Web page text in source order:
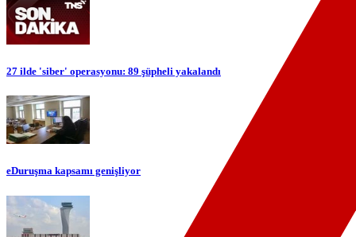
27 ilde 'siber' operasyonu: 89 şüpheli yakalandı
eDuruşma kapsamı genişliyor